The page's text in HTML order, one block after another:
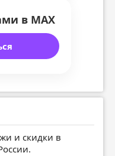
в MAX
и скидки в